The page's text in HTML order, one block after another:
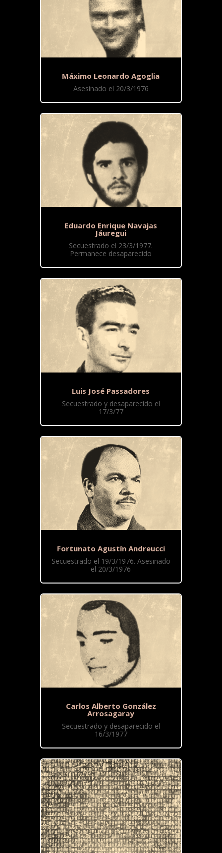
Máximo Leonardo Agoglia
Asesinado el 20/3/1976
Eduardo Enrique Navajas
Jáuregui
Secuestrado el 23/3/1977.
Permanece desaparecido
Luis José Passadores
Secuestrado y desaparecido el
17/3/77
Fortunato Agustín Andreucci
Secuestrado el 19/3/1976. Asesinado
el 20/3/1976
Carlos Alberto González
Arrosagaray
Secuestrado y desaparecido el
16/3/1977